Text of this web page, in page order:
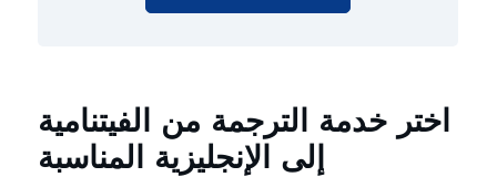
اختر خدمة الترجمة من الفيتنامية
إلى الإنجليزية المناسبة